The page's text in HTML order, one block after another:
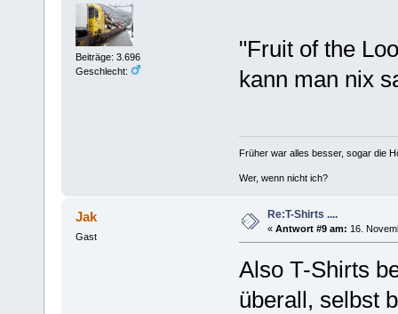
Beiträge: 3.696
Geschlecht:
"Fruit of the
kann man nix
Früher war alles besser, sogar die
Wer, wenn nicht ich?
Jak
Gast
Re:T-Shirts ....
« Antwort #9 am: 16.
Also T-Shirts
überall, selbst